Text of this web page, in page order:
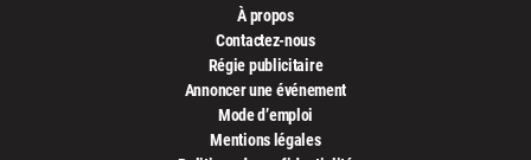
À propos
Contactez-nous
Régie publicitaire
Annoncer une événement
Mode d’emploi
Mentions légales